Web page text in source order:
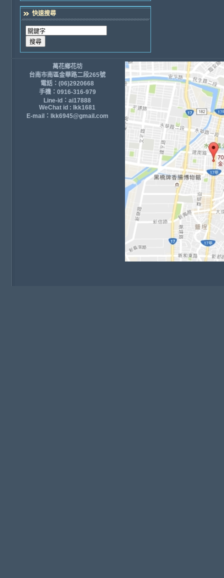
快速搜尋
萬花鄉花坊
台南市南區金華路二段265號
電話：(06)2920668
手機：0916-316-979
Line-id：ai17888
WeChat id : lkk1681
E-mail：lkk6945@gmail.com